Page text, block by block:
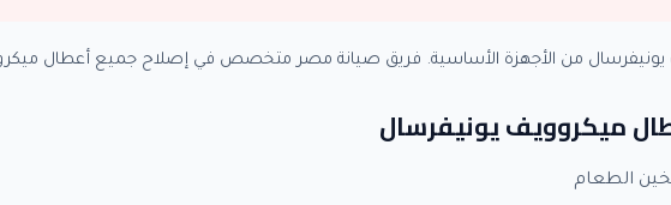
يونيفرسال من الأجهزة الأساسية. فريق صيانة مصر متخصص في إصلاح جميع أعطال
ميكروويف يونيفرسال
الطعام